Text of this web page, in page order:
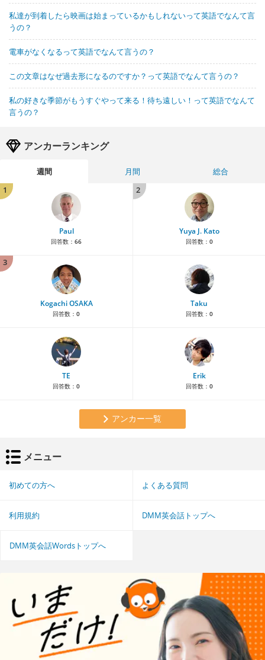
私達が到着したら映画は始まっているかもしれないって英語でなんて言
うの？
電車がなくなるって英語でなんて言うの？
この文章はなぜ過去形になるのですか？って英語でなんて言うの？
私の好きな季節がもうすぐやって来る！待ち遠しい！って英語でなんて
言うの？
アンカーランキング
週間 月間
総合
1
Paul
回答数： 66
2
Yuya J. Kato
回答数： 0
3
Kogachi OSAKA
回答数： 0
Taku
回答数： 0
TE
回答数： 0
Erik
回答数： 0
アンカー一覧
メニュー
初めての方へ よくある質問
利用規約 DMM英会話トップへ
DMM英会話Wordsトップへ